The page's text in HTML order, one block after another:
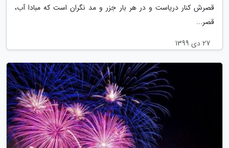
قصرش کنار دریاست و در هر بار جزر و مد نگران است که مبادا آب،
قصر...
27 دی 1399